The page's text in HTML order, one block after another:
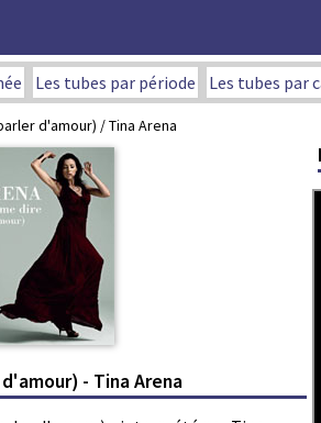
Les tubes par période Les tubes par
d'amour) / Tina Arena
- Tina Arena